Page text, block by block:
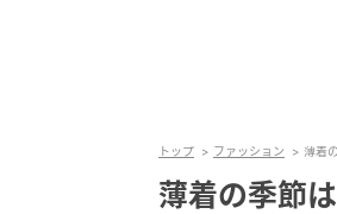
トップ ファッション 薄着
薄着の季節